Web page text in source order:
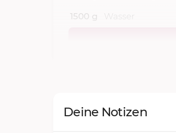
1500 g Wasser
Deine Notizen